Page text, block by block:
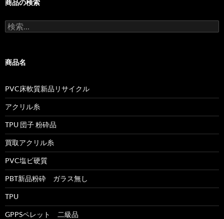
商品の検索
検
索:
商品名
PVC床軟質新品リサイクル
アクリル糸
TPU 団子 粉砕品
買取アクリル糸
PVC塩ビ硬質
PBT新品粉砕 ガラス無し
TPU
GPPSペレット 二級品